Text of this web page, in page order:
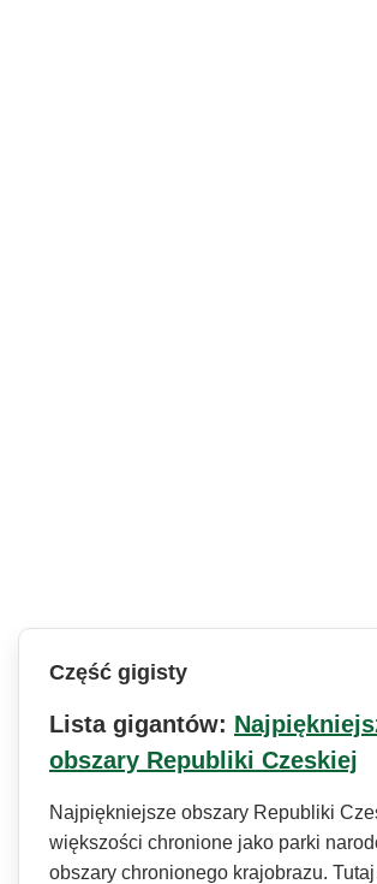
Część gigisty
Lista gigantów:
obszary Republiki Czeskiej
Najpiękniejsze obszary Republiki
większości chronione jako parki
obszary chronionego krajobrazu.